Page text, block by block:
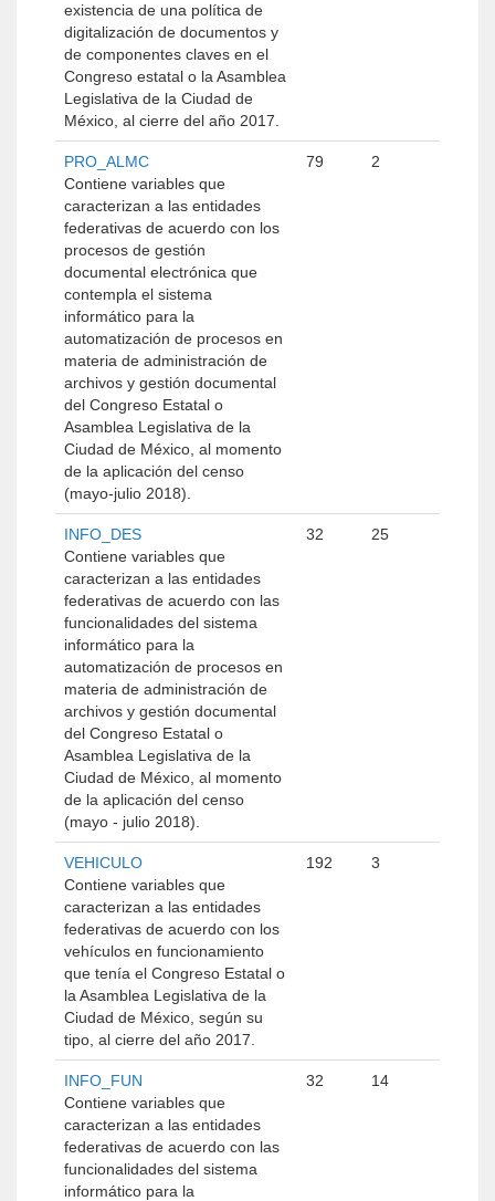
existencia de una política de
digitalización de documentos y
de componentes claves en el
Congreso estatal o la Asamblea
Legislativa de la Ciudad de
México, al cierre del año 2017.
PRO_ALMC
Contiene variables que
caracterizan a las entidades
federativas de acuerdo con los
procesos de gestión
documental electrónica que
contempla el sistema
informático para la
automatización de procesos en
materia de administración de
archivos y gestión documental
del Congreso Estatal o
Asamblea Legislativa de la
Ciudad de México, al momento
de la aplicación del censo
(mayo-julio 2018).
79 2
INFO_DES
Contiene variables que
caracterizan a las entidades
federativas de acuerdo con las
funcionalidades del sistema
informático para la
automatización de procesos en
materia de administración de
archivos y gestión documental
del Congreso Estatal o
Asamblea Legislativa de la
Ciudad de México, al momento
de la aplicación del censo
(mayo - julio 2018).
32 25
VEHICULO
Contiene variables que
caracterizan a las entidades
federativas de acuerdo con los
vehículos en funcionamiento
que tenía el Congreso Estatal o
la Asamblea Legislativa de la
Ciudad de México, según su
tipo, al cierre del año 2017.
192 3
INFO_FUN
Contiene variables que
caracterizan a las entidades
federativas de acuerdo con las
funcionalidades del sistema
informático para la
32 14